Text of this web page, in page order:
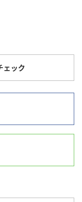
ェック